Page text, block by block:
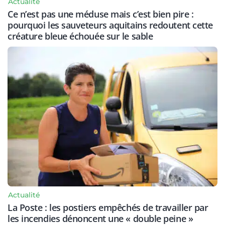
Ce n’est pas une méduse mais c’est bien pire :
pourquoi les sauveteurs aquitains redoutent cette
créature bleue échouée sur le sable
Actualité
La Poste : les postiers empêchés de travailler par
les incendies dénoncent une « double peine »